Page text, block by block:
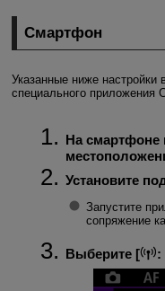
Смартфон
Указанные ниже настройки
специального приложения
На смартфоне
Установите
Запустите
сопряжение
Выберите [ :